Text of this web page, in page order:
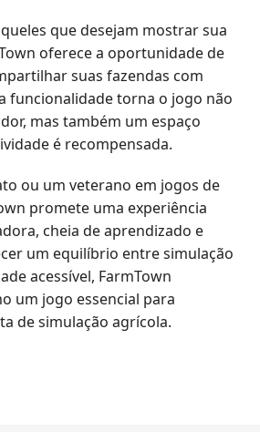
que desejam mostrar sua
oferece a oportunidade de
suas fazendas com
funcionalidade torna o jogo não
mas também um espaço
é recompensada.
ou um veterano em jogos de
promete uma experiência
cheia de aprendizado e
um equilíbrio entre simulação
acessível, FarmTown
um jogo essencial para
de simulação agrícola.